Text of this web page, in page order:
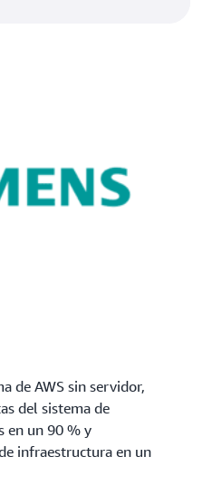
de AWS sin servidor,
del sistema de
en un 90 % y
infraestructura en un